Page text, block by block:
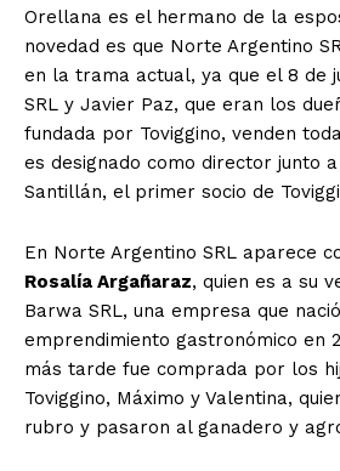
Orellana es el hermano de la
novedad es que Norte Argentino
en la trama actual, ya que el 8 de
SRL y Javier Paz, que eran los
fundada por Toviggino, venden
es designado como director junto
Santillán, el primer socio de
En Norte Argentino SRL aparece
Rosalía Argañaraz, quien es a su
Barwa SRL, una empresa que
emprendimiento gastronómico en
más tarde fue comprada por los
Toviggino, Máximo y Valentina,
rubro y pasaron al ganadero y